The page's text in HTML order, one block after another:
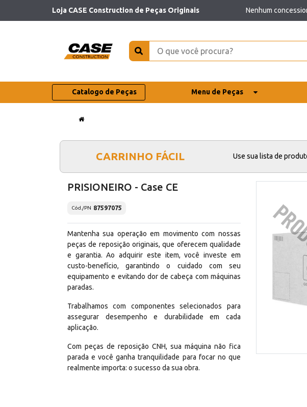
Loja CASE Construction de Peças Originais Nenhum
Catalogo de Peças Menu de Peças
CARRINHO FÁCIL Use sua lista de
PRISIONEIRO - Case CE
Cód./PN 87597075
Mantenha sua operação em movimento com nossas
peças de reposição originais, que oferecem qualidade
e garantia. Ao adquirir este item, você investe em
custo-benefício, garantindo o cuidado com seu
equipamento e evitando dor de cabeça com máquinas
paradas.
Trabalhamos com componentes selecionados para
assegurar desempenho e durabilidade em cada
aplicação.
Com peças de reposição CNH, sua máquina não fica
parada e você ganha tranquilidade para focar no que
realmente importa: o sucesso da sua obra.